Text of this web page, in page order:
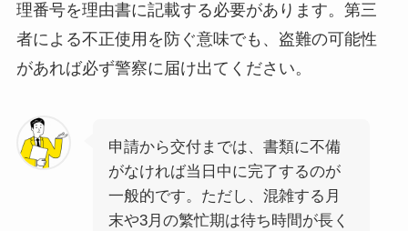
理番号を理由書に記載する必要があります。第三
者による不正使用を防ぐ意味でも、盗難の可能性
があれば必ず警察に届け出てください。
申請から交付までは、書類に不備
がなければ当日中に完了するのが
一般的です。ただし、混雑する月
末や3月の繁忙期は待ち時間が長く